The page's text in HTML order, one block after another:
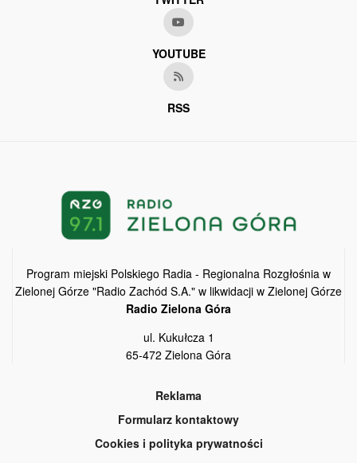
YOUTUBE
RSS
Program miejski Polskiego Radia - Regionalna Rozgłośnia w
Zielonej Górze "Radio Zachód S.A." w likwidacji w Zielonej Górze
Radio Zielona Góra
ul. Kukułcza 1
65-472 Zielona Góra
Reklama
Formularz kontaktowy
Cookies i polityka prywatności